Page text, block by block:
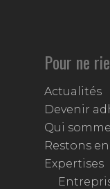
Pour ne
Actualités
Devenir
Qui
Restons
Expertises